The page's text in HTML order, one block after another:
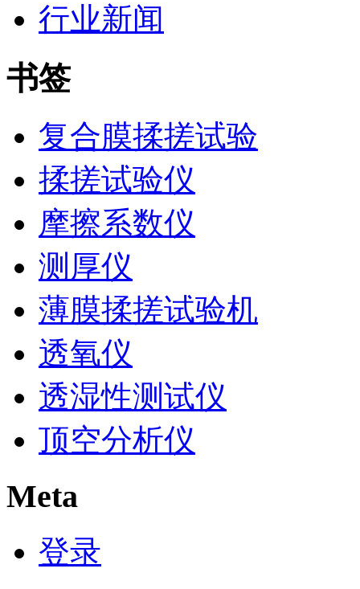
行业新闻
书签
复合膜揉搓试验
揉搓试验仪
摩擦系数仪
测厚仪
薄膜揉搓试验机
透氧仪
透湿性测试仪
顶空分析仪
Meta
登录